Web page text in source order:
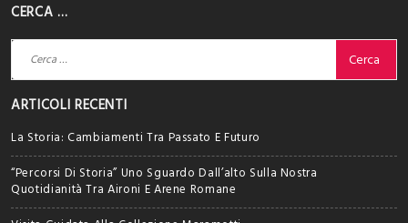
CERCA …
Ricerca
per:
ARTICOLI RECENTI
La Storia: Cambiamenti Tra Passato E Futuro
“Percorsi Di Storia” Uno Sguardo Dall’alto Sulla Nostra
Quotidianità Tra Aironi E Arene Romane